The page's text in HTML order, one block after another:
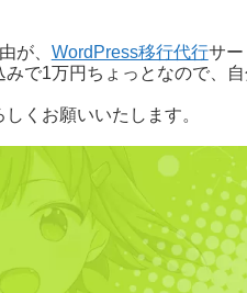
が、 WordPress移行代行サー
で1万円ちょっとなので、
くお願いいたします。